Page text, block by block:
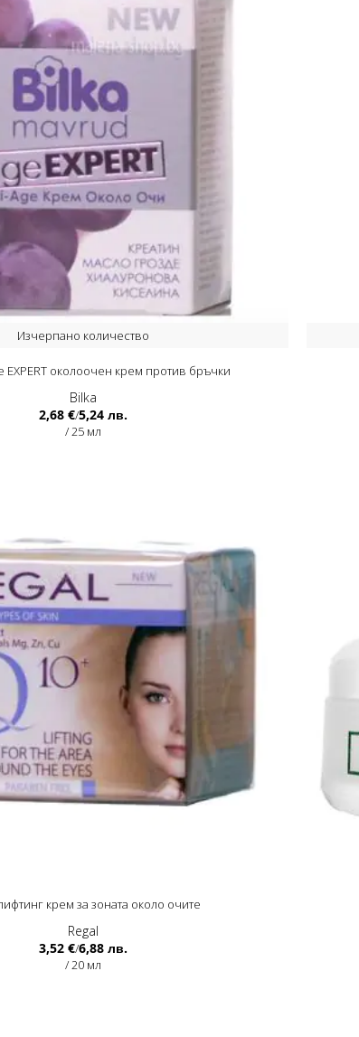
Изчерпано количество
EXPERT околоочен крем против бръчки
Bilka
2,68 €/5,24 лв.
/ 25 мл
крем за зоната около очите
Regal
3,52 €/6,88 лв.
/ 20 мл